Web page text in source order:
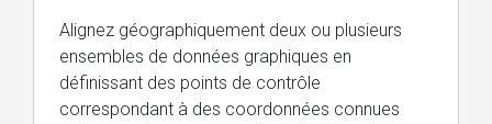
Alignez géographiquement deux ou plusieurs
ensembles de données graphiques en
définissant des points de contrôle
correspondant à des coordonnées connues